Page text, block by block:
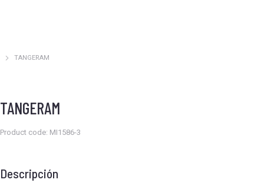
Estás aquí:
TANGERAM
TANGERAM
Product code: MI1586-3
Descripción